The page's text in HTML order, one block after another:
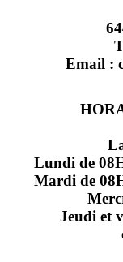
Email :
Lundi de
Mardi de
Jeudi et